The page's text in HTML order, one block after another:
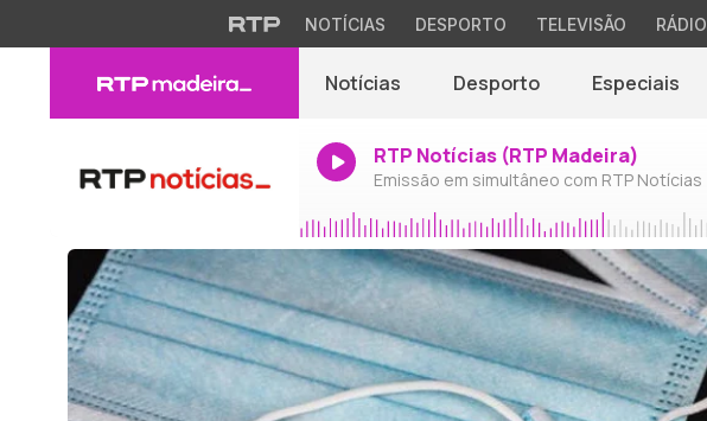
NOTÍCIAS DESPORTO TELEVISÃO RÁDIO
Notícias Desporto Especiais
RTP Notícias (RTP Madeira)
Emissão em simultâneo com RTP Notícias